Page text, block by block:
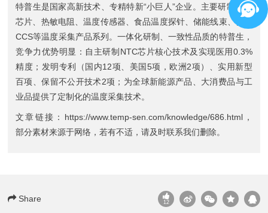
特普生是国家高新技术、专精特新“小巨人”企业。主要研制
NTC
芯片
热敏电阻 、温度传感器 、食品温度探针 、储能线束、储能
CCS等温度采集产品系列。一体化研制、一致性品质的特普生，
竞争力优势明显：自主研制NTC芯片核心技术及实现医用0.3%
精度；发明专利（国内12项、美国5项，欧洲2项）、实用新型
百项、保留不公开技术2项；为全球新能源产品、大消费品与工
业品提供了定制化的温度采集技术。
文章链接： https://www.temp-sen.com/knowledge/686.html，
部分素材来源于网络，若有不适，请及时联系我们删除。
Share 12